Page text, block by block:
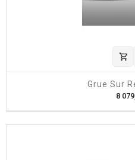
shopping_cart
Grue Sur
8